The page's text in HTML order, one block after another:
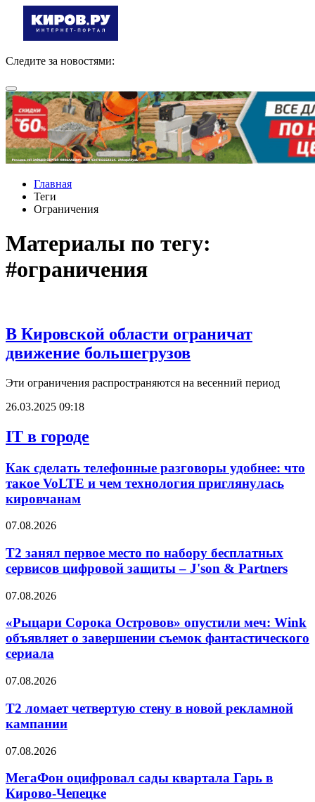
Следите за новостями:
Главная
Теги
Ограничения
Материалы по тегу:
#ограничения
В Кировской области ограничат
движение большегрузов
Эти ограничения распространяются на весенний период
26.03.2025 09:18
IT в городе
Как сделать телефонные разговоры удобнее: что
такое VoLTE и чем технология приглянулась
кировчанам
07.08.2026
Т2 занял первое место по набору бесплатных
сервисов цифровой защиты – J'son & Partners
07.08.2026
«Рыцари Сорока Островов» опустили меч: Wink
объявляет о завершении съемок фантастического
сериала
07.08.2026
Т2 ломает четвертую стену в новой рекламной
кампании
07.08.2026
МегаФон оцифровал сады квартала Гарь в
Кирово-Чепецке